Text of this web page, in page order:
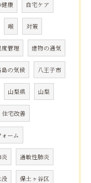
健康 自宅ケア
喉 対策
度管理 建物の通気
の気候 八王子市
山梨県 山梨
住宅改善
ーム
炎 過敏性肺炎
没 保土ヶ谷区